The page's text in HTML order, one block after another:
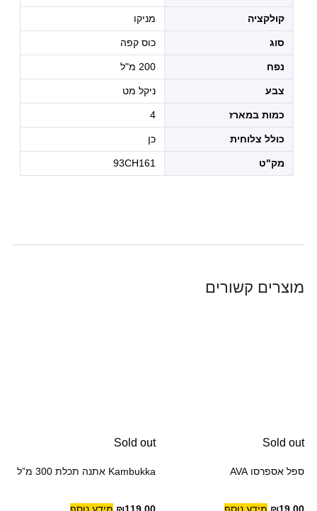
קולקציה מניקו
סוג כוס קפה
נפח 200 מ"ל
צבע ניקל מט
כמות במארז 4
כולל צלוחית כן
מק"ט 93CH161
מוצרים קשורים
Sold out
ספל אספרסו AVA
Sold out
Kambukka אתנה תכלת 300 מ”ל